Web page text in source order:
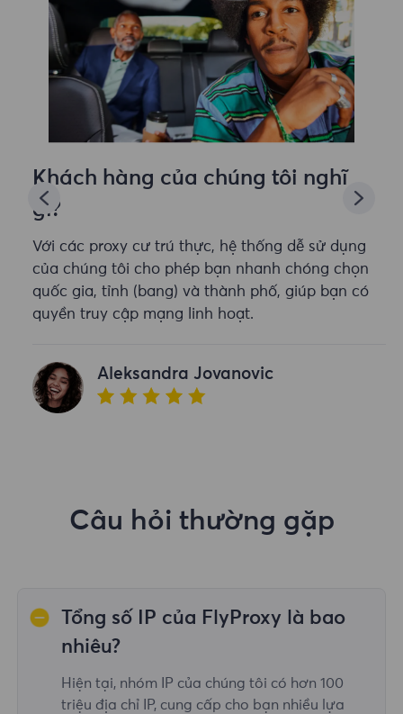
Khách hàng của chúng tôi nghĩ
gì?
Với các proxy cư trú thực, hệ thống dễ sử dụng
của chúng tôi cho phép bạn nhanh chóng chọn
quốc gia, tỉnh (bang) và thành phố, giúp bạn có
quyền truy cập mạng linh hoạt.
Aleksandra Jovanovic
Câu hỏi thường gặp
Tổng số IP của FlyProxy là bao
nhiêu?
Hiện tại, nhóm IP của chúng tôi có hơn 100
triệu địa chỉ IP, cung cấp cho bạn nhiều lựa